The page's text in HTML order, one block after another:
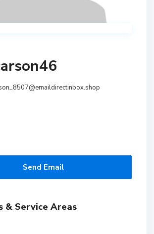
Send Email
& Service Areas